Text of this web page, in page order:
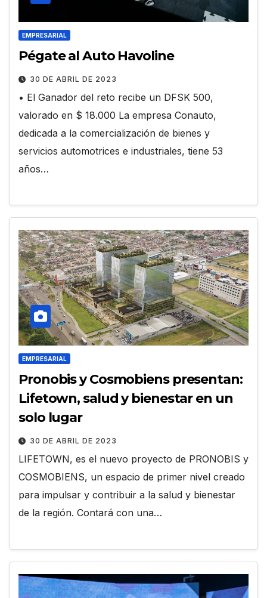
EMPRESARIAL
Pégate al Auto Havoline
30 DE ABRIL DE 2023
• El Ganador del reto recibe un DFSK 500,
valorado en $ 18.000 La empresa Conauto,
dedicada a la comercialización de bienes y
servicios automotrices e industriales, tiene 53
años…
EMPRESARIAL
Pronobis y Cosmobiens presentan:
Lifetown, salud y bienestar en un
solo lugar
30 DE ABRIL DE 2023
LIFETOWN, es el nuevo proyecto de PRONOBIS y
COSMOBIENS, un espacio de primer nivel creado
para impulsar y contribuir a la salud y bienestar
de la región. Contará con una…